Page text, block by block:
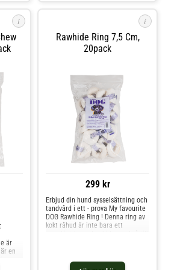
i
är
en
i
Rawhide Ring 7,5 Cm,
20pack
299 kr
Erbjud din hund sysselsättning och
tandvård i ett - prova My favourite
DOG Rawhide Ring ! Denna ring av
kokt råhud är inte bara ett
naturprodukter ger det din hund